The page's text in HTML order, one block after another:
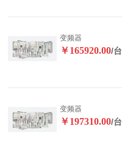
变频器
￥165920.00/台
变频器
￥197310.00/台